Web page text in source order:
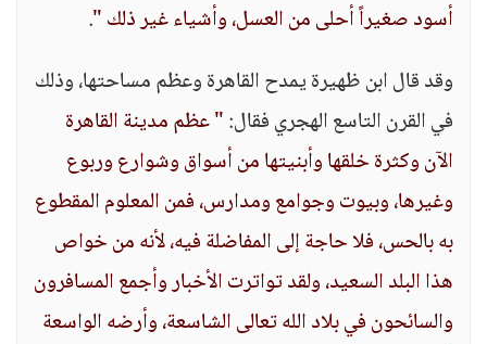
أسود صغيراً أحلى من العسل، وأشياء غير ذلك ".
وقد قال ابن ظهيرة يمدح القاهرة وعظم مساحتها، وذلك
في القرن التاسع الهجري فقال:" عظم مدينة القاهرة
الآن وكثرة خلقها وأبنيتها من أسواق وشوارع وربوع
وغيرها، وبيوت وجوامع ومدارس، فمن المعلوم المقطوع
به بالحس، فلا حاجة إلى المفاضلة فيه، لأنه من خواص
هذا البلد السعيد، ولقد تواترت الأخبار وأجمع المسافرون
والسائحون في بلاد الله تعالى الشاسعة، وأرضه الواسعة